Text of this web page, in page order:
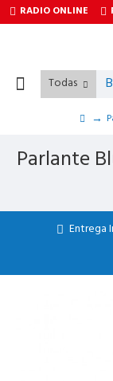
RADIO ONLINE
Todas
Parlante
Entrega